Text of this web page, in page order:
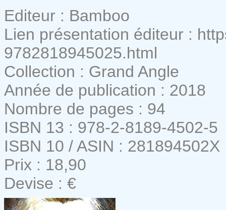
Editeur : Bamboo
Lien présentation éditeur :
9782818945025.html
Collection : Grand Angle
Année de publication : 2018
Nombre de pages : 94
ISBN 13 : 978-2-8189-4502-5
ISBN 10 / ASIN : 281894502X
Prix : 18,90
Devise : €